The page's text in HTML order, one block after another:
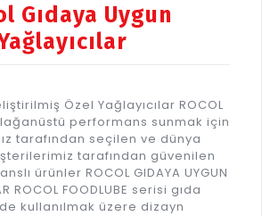
Gıdaya Uygun
Özel Yağlayıcılar ROCOL
performans sunmak için
tarafından seçilen ve dünya
tarafından güvenilen
ürünler ROCOL GIDAYA UYGUN
ROCOL FOODLUBE serisi gıda
kullanılmak üzere dizayn